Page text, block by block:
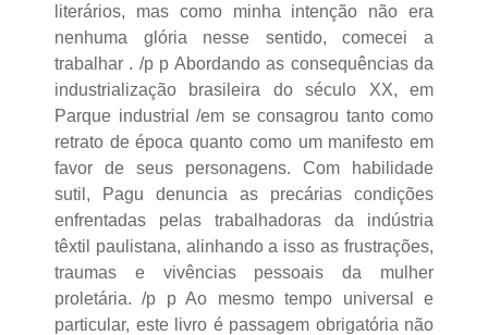
literários, mas como minha intenção não era
nenhuma glória nesse sentido, comecei a
trabalhar . /p p Abordando as consequências da
industrialização brasileira do século XX, em
Parque industrial /em se consagrou tanto como
retrato de época quanto como um manifesto em
favor de seus personagens. Com habilidade
sutil, Pagu denuncia as precárias condições
enfrentadas pelas trabalhadoras da indústria
têxtil paulistana, alinhando a isso as frustrações,
traumas e vivências pessoais da mulher
proletária. /p p Ao mesmo tempo universal e
particular, este livro é passagem obrigatória não